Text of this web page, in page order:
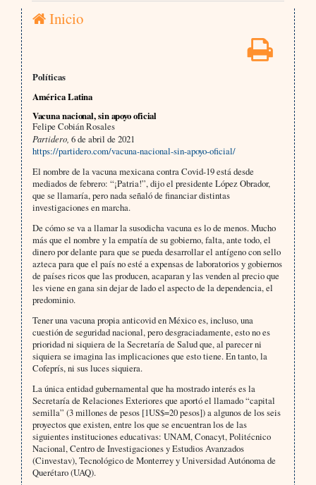
Inicio
Políticas
América Latina
Vacuna nacional, sin apoyo oficial
Felipe Cobián Rosales
Partidero, 6 de abril de 2021
https://partidero.com/vacuna-nacional-sin-apoyo-oficial/
El nombre de la vacuna mexicana contra Covid-19 está desde
mediados de febrero: “¡Patria!”, dijo el presidente López Obrador,
que se llamaría, pero nada señaló de financiar distintas
investigaciones en marcha.
De cómo se va a llamar la susodicha vacuna es lo de menos. Mucho
más que el nombre y la empatía de su gobierno, falta, ante todo, el
dinero por delante para que se pueda desarrollar el antígeno con sello
azteca para que el país no esté a expensas de laboratorios y gobiernos
de países ricos que las producen, acaparan y las venden al precio que
les viene en gana sin dejar de lado el aspecto de la dependencia, el
predominio.
Tener una vacuna propia anticovid en México es, incluso, una
cuestión de seguridad nacional, pero desgraciadamente, esto no es
prioridad ni siquiera de la Secretaría de Salud que, al parecer ni
siquiera se imagina las implicaciones que esto tiene. En tanto, la
Cofeprís, ni sus luces siquiera.
La única entidad gubernamental que ha mostrado interés es la
Secretaría de Relaciones Exteriores que aportó el llamado “capital
semilla” (3 millones de pesos [1US$=20 pesos]) a algunos de los seis
proyectos que existen, entre los que se encuentran los de las
siguientes instituciones educativas: UNAM, Conacyt, Politécnico
Nacional, Centro de Investigaciones y Estudios Avanzados
(Cinvestav), Tecnológico de Monterrey y Universidad Autónoma de
Querétaro (UAQ).